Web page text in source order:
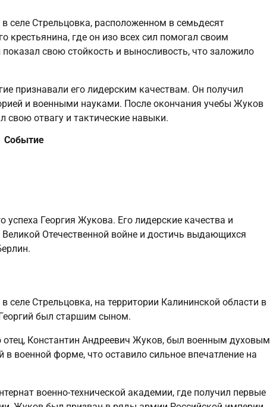
селе Стрельцовка, расположенном в семьдесят
крестьянина, где он изо всех сил помогал своим
свою стойкость и выносливость, что заложило
признавали его лидерским качествам. Он получил
и военными науками. После окончания учебы Жуков
свою отвагу и тактические навыки.
Событие
Георгия Жукова. Его лидерские качества и
Отечественной войне и достичь выдающихся
селе Стрельцовка, на территории Калининской области в
был старшим сыном.
отец, Константин Андреевич Жуков, был военным духовым
военной форме, что оставило сильное впечатление на
военно-технической академии, где получил первые